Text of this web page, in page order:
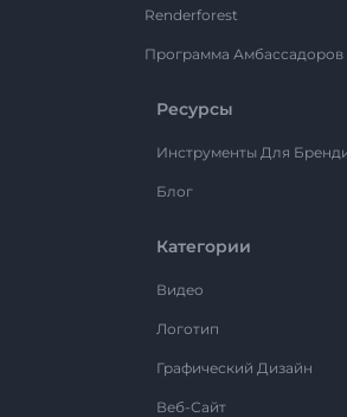
Renderforest
Программа Амбассадоров
Ресурсы
Инструменты Для
Блог
Категории
Видео
Логотип
Графический Дизайн
Веб-Сайт